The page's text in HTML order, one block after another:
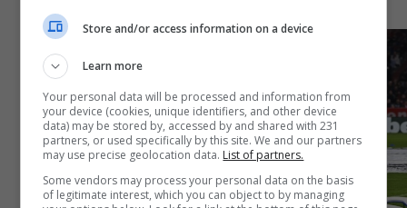
Store and/or access information on a device
Learn more
Your personal data will be processed and information from
your device (cookies, unique identifiers, and other device
data) may be stored by, accessed by and shared with 231
partners, or used specifically by this site. We and our partners
may use precise geolocation data. List of partners.
Some vendors may process your personal data on the basis
of legitimate interest, which you can object to by managing